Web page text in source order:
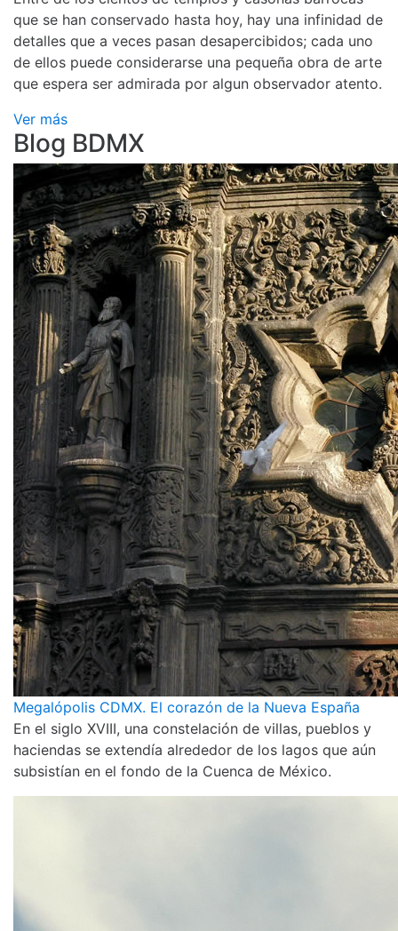
que se han conservado hasta hoy, hay una infinidad de
detalles que a veces pasan desapercibidos; cada uno
de ellos puede considerarse una pequeña obra de arte
que espera ser admirada por algun observador atento.
Ver más
Blog BDMX
Megalópolis CDMX. El corazón de la Nueva España
En el siglo XVIII, una constelación de villas, pueblos y
haciendas se extendía alrededor de los lagos que aún
subsistían en el fondo de la Cuenca de México.